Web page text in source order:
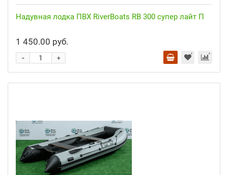
Надувная лодка ПВХ RiverBoats RB 300 супер лайт П
1 450.00 руб.
+
-